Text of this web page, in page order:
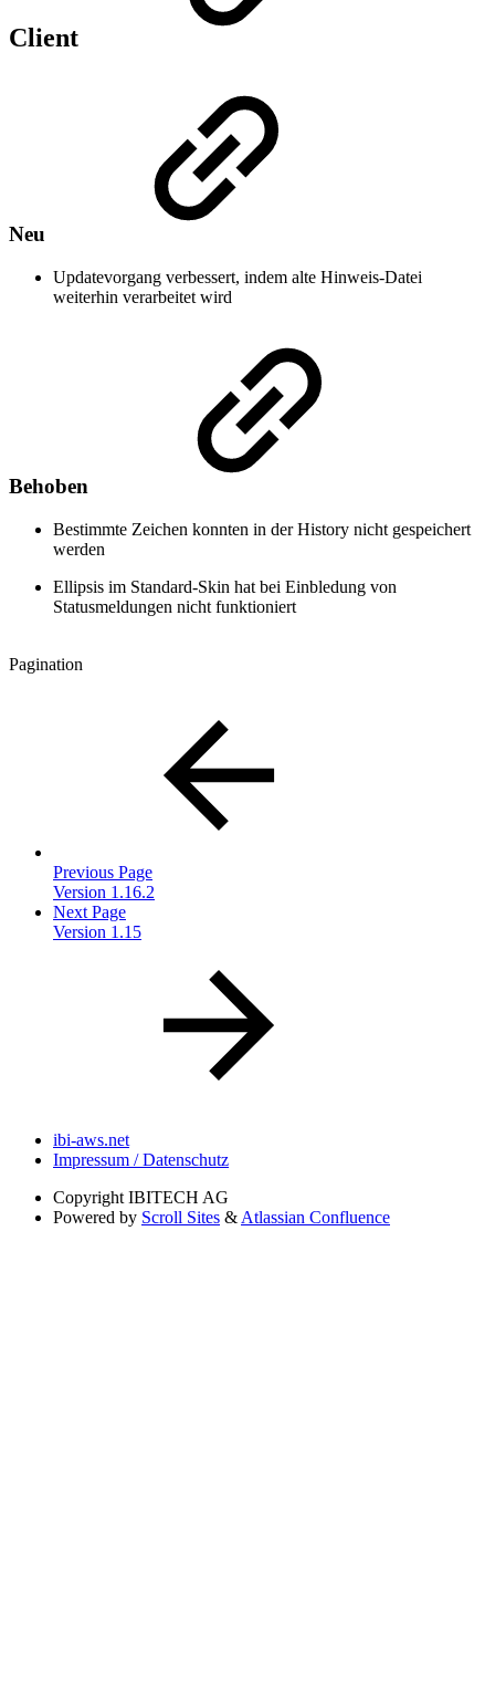
Client
Neu
Updatevorgang verbessert, indem alte Hinweis-Datei
weiterhin verarbeitet wird
Behoben
Bestimmte Zeichen konnten in der History nicht gespeichert
werden
Ellipsis im Standard-Skin hat bei Einbledung von
Statusmeldungen nicht funktioniert
Pagination
Previous Page
Version 1.16.2
Next Page
Version 1.15
ibi-aws.net
Impressum / Datenschutz
Copyright IBITECH AG
Powered by Scroll Sites & Atlassian Confluence